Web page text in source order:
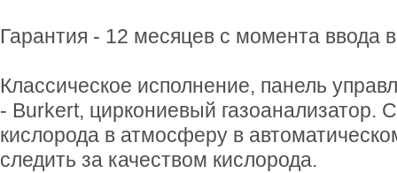
Гарантия - 12 месяцев с момента ввода
Классическое исполнение, панель
- Burkert, циркониевый газоанализатор.
кислорода в атмосферу в
следить за качеством кислорода.